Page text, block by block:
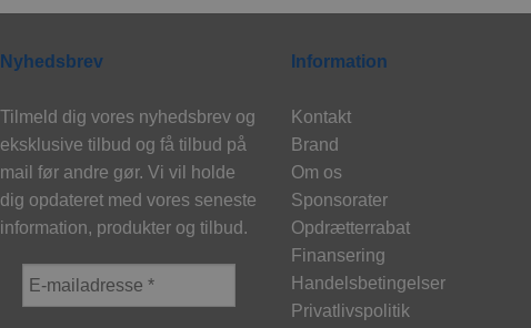
Nyhedsbrev
Tilmeld dig vores nyhedsbrev og
eksklusive tilbud og få tilbud på
mail før andre gør. Vi vil holde
dig opdateret med vores seneste
information, produkter og tilbud.
Information
Kontakt
Brand
Om os
Sponsorater
Opdrætterrabat
Finansering
Handelsbetingelser
Privatlivspolitik